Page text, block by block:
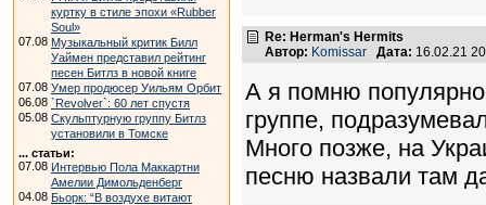
куртку в стиле эпохи «Rubber
Soul»
07.08 Музыкальный критик Билл
Уаймен представил рейтинг
песен Битлз в новой книге
07.08 Умер продюсер Уильям Орбит
06.08 `Revolver`: 60 лет спустя
05.08 Скульптурную группу Битлз
установили в Томске
... статьи:
07.08 Интервью Пола Маккартни
Амелии Димольденберг
04.08 Бьорк: “В воздухе витают
Re: Herman's Hermits
Автор: Komissar Дата: 16.02.21
А я помню
группе,
Много позже, на
песню назвали там